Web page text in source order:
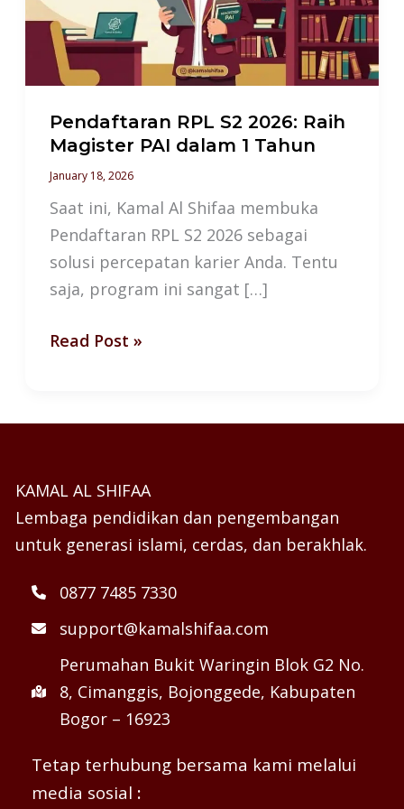
Pendaftaran RPL S2 2026: Raih
Magister PAI dalam 1 Tahun
January 18, 2026
Saat ini, Kamal Al Shifaa membuka
Pendaftaran RPL S2 2026 sebagai
solusi percepatan karier Anda. Tentu
saja, program ini sangat […]
Raih
Magister
PAI
dalam
1
Tahun
Read Post »
KAMAL AL SHIFAA
Lembaga pendidikan dan pengembangan
untuk generasi islami, cerdas, dan berakhlak.
0877 7485 7330
support@kamalshifaa.com
Perumahan Bukit Waringin Blok G2 No.
8, Cimanggis, Bojonggede, Kabupaten
Bogor – 16923
Tetap terhubung bersama kami melalui
media sosial :